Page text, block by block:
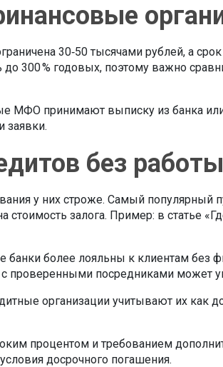
30‑50 тысячами рублей, а
300 % годовых, поэтому важно
МФО принимают выписку из банка
заявки.
без
у них строже. Самый популярный
стоимость залога. Пример: в статье
банки более лояльны к клиентам
с проверенными посредниками может
организации учитывают их как
процентом и требованием
досрочного погашения.